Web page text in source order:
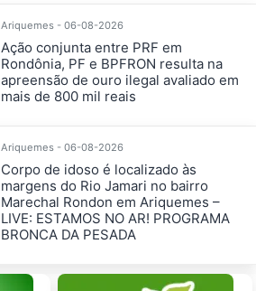
Ariquemes - 06-08-2026
Ação conjunta entre PRF em
Rondônia, PF e BPFRON resulta na
apreensão de ouro ilegal avaliado em
mais de 800 mil reais
Ariquemes - 06-08-2026
Corpo de idoso é localizado às
margens do Rio Jamari no bairro
Marechal Rondon em Ariquemes –
LIVE: ESTAMOS NO AR! PROGRAMA
BRONCA DA PESADA